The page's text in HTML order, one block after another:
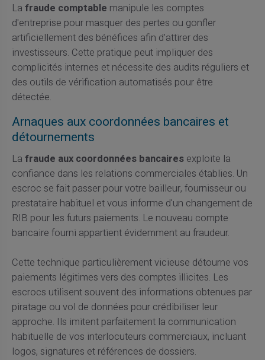
La fraude comptable manipule les comptes
d'entreprise pour masquer des pertes ou gonfler
artificiellement des bénéfices afin d'attirer des
investisseurs. Cette pratique peut impliquer des
complicités internes et nécessite des audits réguliers et
des outils de vérification automatisés pour être
détectée.
Arnaques aux coordonnées bancaires et
détournements
La fraude aux coordonnées bancairesexploite la
confiance dans les relations commerciales établies. Un
escroc se fait passer pour votre bailleur, fournisseur ou
prestataire habituel et vous informe d'un changement de
RIB pour les futurs paiements. Le nouveau compte
bancaire fourni appartient évidemment au fraudeur.
Cette technique particulièrement vicieuse détourne vos
paiements légitimes vers des comptes illicites. Les
escrocs utilisent souvent des informations obtenues par
piratage ou vol de données pour crédibiliser leur
approche. Ils imitent parfaitement la communication
habituelle de vos interlocuteurs commerciaux, incluant
logos, signatures et références de dossiers.